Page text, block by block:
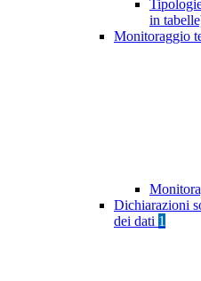
in
Monitoraggio
Dichiarazioni
dei dati 1